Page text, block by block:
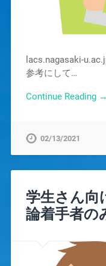
lacs.nagasaki-
参考にして…
Continue Reading →
02/13/2021
学生さん向
論着手者の